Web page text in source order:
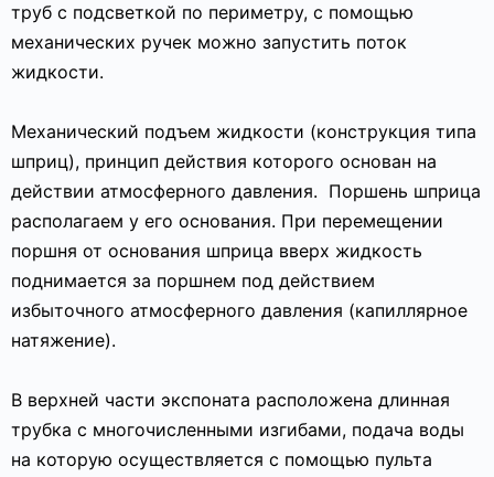
труб с подсветкой по периметру, с помощью
механических ручек можно запустить поток
жидкости.
Механический подъем жидкости (конструкция типа
шприц), принцип действия которого основан на
действии атмосферного давления. Поршень шприца
располагаем у его основания. При перемещении
поршня от основания шприца вверх жидкость
поднимается за поршнем под действием
избыточного атмосферного давления (капиллярное
натяжение).
В верхней части экспоната расположена длинная
трубка с многочисленными изгибами, подача воды
на которую осуществляется с помощью пульта